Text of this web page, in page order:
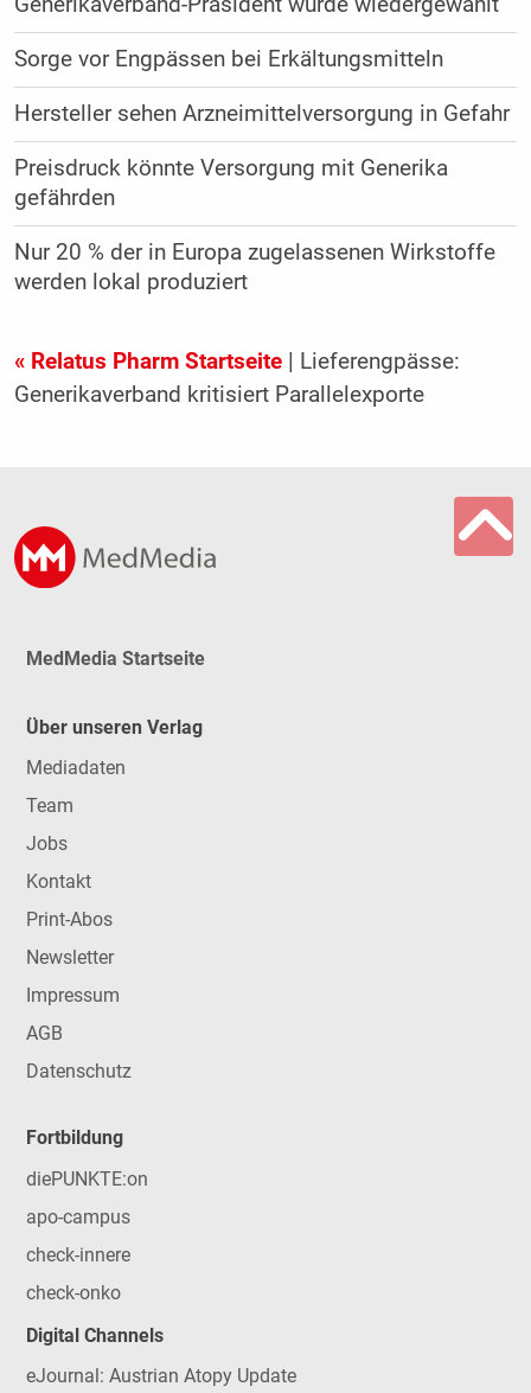
Sorge vor Engpässen bei Erkältungsmitteln
Hersteller sehen Arzneimittelversorgung in Gefahr
Preisdruck könnte Versorgung mit Generika
gefährden
Nur 20 % der in Europa zugelassenen Wirkstoffe
werden lokal produziert
« Relatus Pharm Startseite| Lieferengpässe:
Generikaverband kritisiert Parallelexporte
MedMedia Startseite
Über unseren Verlag
Mediadaten
Team
Jobs
Kontakt
Print-Abos
Newsletter
Impressum
AGB
Datenschutz
Fortbildung
diePUNKTE:on
apo-campus
check-innere
check-onko
Digital Channels
eJournal: Austrian Atopy Update